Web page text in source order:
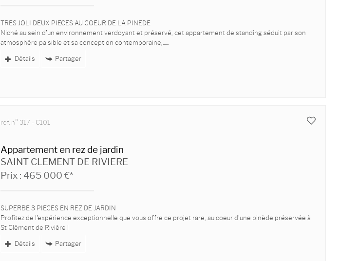
TRES JOLI DEUX PIECES AU COEUR DE LA PINEDE
Niché au sein d’un environnement verdoyant et préservé, cet appartement de standing séduit par son
atmosphère paisible et sa conception contemporaine,...
Détails Partager
ref. n° 317 - C101
Appartement en rez de jardin
SAINT CLEMENT DE RIVIERE
Prix : 465 000 €*
SUPERBE 3 PIECES EN REZ DE JARDIN
Profitez de l'expérience exceptionnelle que vous offre ce projet rare, au coeur d'une pinède préservée à
St Clément de Rivière !
Détails
Partager